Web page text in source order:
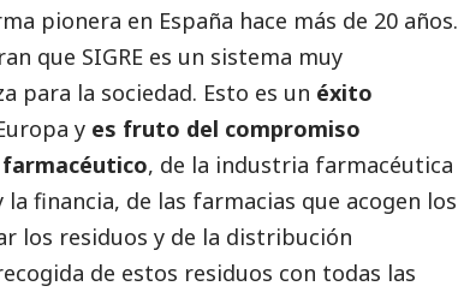
pionera en España hace más de 20 años.
que SIGRE es un sistema muy
para la sociedad. Esto es un éxito
y es fruto del compromiso
, de la industria farmacéutica
financia, de las farmacias que acogen los
los residuos y de la distribución
de estos residuos con todas las